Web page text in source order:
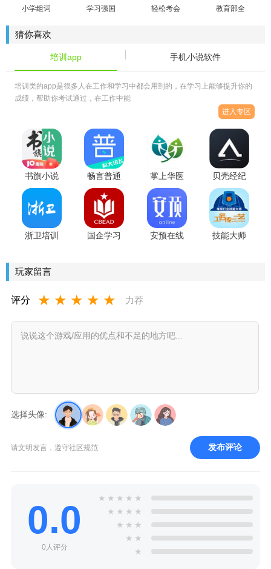
小学组词
学习强国
轻松考会
教育部全
猜你喜欢
培训app 手机小说软件
培训类的app是很多人在工作和学习中都会用到的，在学习上能够提升你的
成绩，帮助你考试通过，在工作中能
进入专区
书旗小说
10周年版
畅言普通
话测试app
掌上华医
app2022
最新版
贝壳经纪
学院app
浙卫培训
国企学习
安预在线
技能大师
玩家留言
评分 ★ ★ ★ ★ ★ 力荐
选择头像:
请文明发言，遵守社区规范 发布评论
0.0
0人评分
★ ★ ★ ★ ★
★ ★ ★ ★
★ ★ ★
★ ★
★